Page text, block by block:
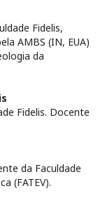
Fidelis,
AMBS (IN, EUA)
da
Fidelis. Docente
da Faculdade
(FATEV).